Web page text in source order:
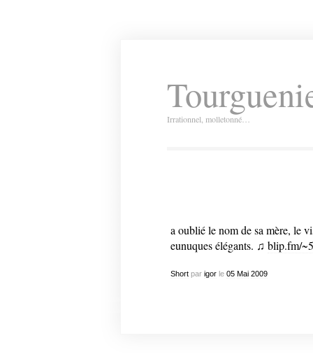
Irrationnel, molletonné…
a oublié le nom de sa mère, le
eunuques élégants. ♫ blip.fm/
Shortpar igorle 05 Mai 2009